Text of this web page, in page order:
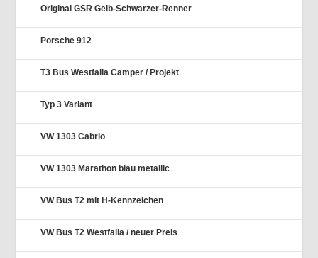
Original GSR Gelb-Schwarzer-Renner
Porsche 912
T3 Bus Westfalia Camper / Projekt
Typ 3 Variant
VW 1303 Cabrio
VW 1303 Marathon blau metallic
VW Bus T2 mit H-Kennzeichen
VW Bus T2 Westfalia / neuer Preis